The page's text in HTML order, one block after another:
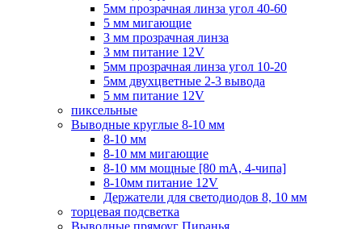
5мм прозрачная линза угол 40-60
5 мм мигающие
3 мм прозрачная линза
3 мм питание 12V
5мм прозрачная линза угол 10-20
5мм двухцветные 2-3 вывода
5 мм питание 12V
пиксельные
Выводные круглые 8-10 мм
8-10 мм
8-10 мм мигающие
8-10 мм мощные [80 mA, 4-чипа]
8-10мм питание 12V
Держатели для светодиодов 8, 10 мм
торцевая подсветка
Выводные прямоуг Пиранья